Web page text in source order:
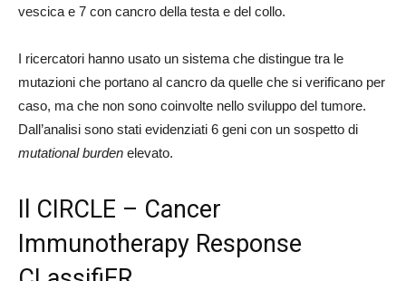
vescica e 7 con cancro della testa e del collo.
I ricercatori hanno usato un sistema che distingue tra le
mutazioni che portano al cancro da quelle che si verificano per
caso, ma che non sono coinvolte nello sviluppo del tumore.
Dall’analisi sono stati evidenziati 6 geni con un sospetto di
mutational burden elevato.
Il CIRCLE – Cancer
Immunotherapy Response